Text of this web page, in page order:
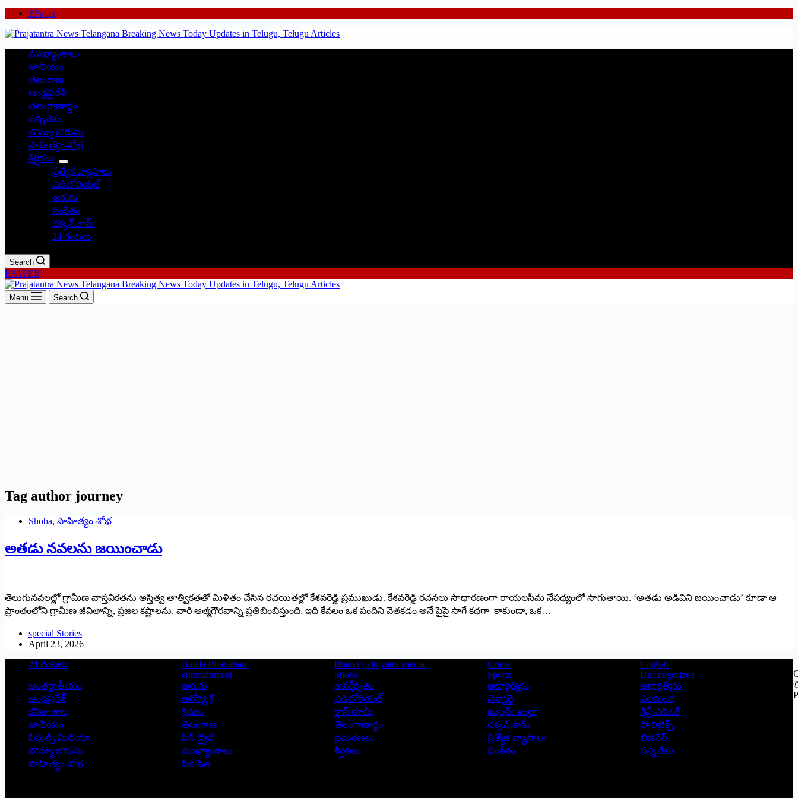
EPaper
ముఖ్యాంశాలు
జాతీయం
తెలంగాణ
ఆంధ్రప్రదేశ్
తెలంగాణార్థం
సన్నివేశం
బొమ్మా బొరుసు
సాహిత్యం-శోభ
శీర్షికలు
ప్రత్యేక వ్యాసాలు
ఎడిటోరియల్
అరుగు
సంకేతం
దక్కన్.కామ్
24 గంటలు
Search
EPAPER
Menu Search
Tag author journey
Shoba, సాహిత్యం-శోభ
అతడు నవలను జయించాడు
తెలుగునవలల్లో గ్రామీణ వాస్తవికతను అస్తిత్వ తాత్వికతతో మిళితం చేసిన రచయితల్లో కేశవరెడ్డి ప్రముఖుడు. కేశవరెడ్డి రచనలు సాధారణంగా రాయలసీమ నేపథ్యంలో సాగుతాయి. ‘అతడు అడివిని జయించాడు’ కూడా ఆ
ప్రాంతంలోని గ్రామీణ జీవితాన్ని, ప్రజల కష్టాలను, వారి ఆత్మగౌరవాన్ని ప్రతిబింబిస్తుంది. ఇది కేవలం ఒక పందిని వెతకడం అనే పైపై సాగే కథగా కాకుండా, ఒక…
special Stories
April 23, 2026
24 గంటలు
Balala Bharatham Bharat jodo yatra special Crime
English
entertainment
Shoba Sports
Uncategorized
అంతర్జాతీయం
అరుగు అవర్గీకృతం ఆద్యాత్మికం
ఆధ్యాత్మికం
ఆంధ్రప్రదేశ్
ఆరోగ్య శ్రీ ఎడిటోరియల్ ఎన్నారై
ఎలమంద
కవితా శాల
క్రీడలు క్లాస్ రూమ్ ఖుల్లమ్ ఖుల్లా
గెస్ట్ ఎడిటర్
జాతీయం
తెలంగాణ తెలంగాణార్థం దక్కన్.కామ్
పాలిటిక్స్
పీపుల్స్ ‌మీడియా
పెన్ డ్రైవ్ ప్రచురణలు ప్రత్యేక వ్యాసాలు
బిజినెస్
బొమ్మా బొరుసు
ముఖ్యాంశాలు శీర్షికలు సంకేతం
సన్నివేశం
సాహిత్యం-శోభ
సిల్ సిల